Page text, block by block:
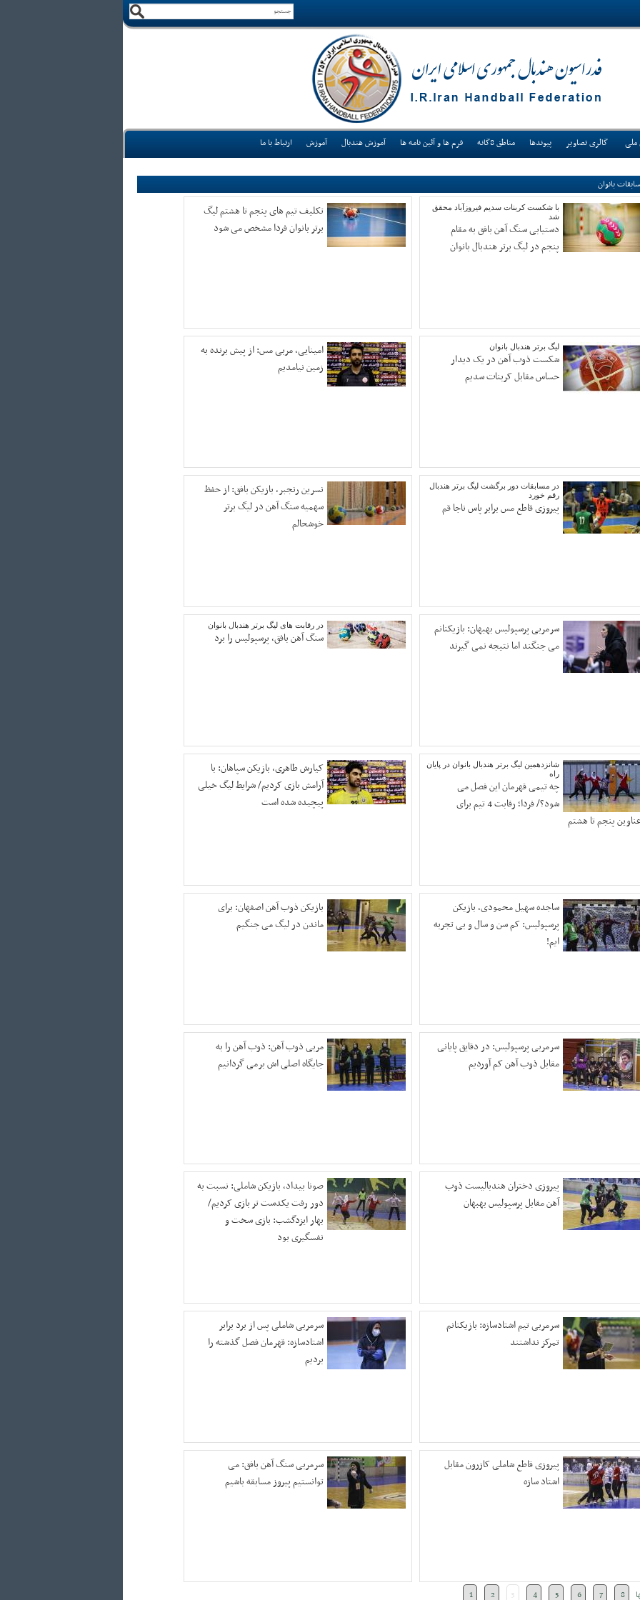
ملی گالری تصاویر پیوندها مناطق 8گانه فرم ها و آئین نامه ها آموزش هندبال آموزش ارتباط با ما
بانوان
با شکست کربنات سدیم فیروزآباد محقق
شد
دستیابی سنگ آهن بافق به مقام
پنجم در لیگ برتر هندبال بانوان
تکلیف تیم های پنجم تا هشتم لیگ
برتر بانوان فردا مشخص می شود
لیگ برتر هندبال بانوان
شکست ذوب آهن در یک دیدار
حساس مقابل کربنات سدیم
امینایی، مربی مس: از پیش برنده به
زمین نیامدیم
در مسابقات دور برگشت لیگ برتر هندبال
رقم خورد
پیروزی قاطع مس برابر پاس ناجا قم
نسرین رنجبر، بازیکن بافق: از حفظ
سهمیه سنگ آهن در لیگ برتر
خوشحالم
سرمربی پرسپولیس بهبهان: بازیکنانم
می جنگند اما نتیجه نمی گیرند
در رقابت های لیگ برتر هندبال بانوان
سنگ آهن بافق، پرسپولیس را برد
شانزدهمین لیگ برتر هندبال بانوان در پایان
راه
چه تیمی قهرمان این فصل می
شود؟/ فردا؛ رقابت 4 تیم برای
پنجم تا هشتم
کیارش طاهری، بازیکن سپاهان: با
آرامش بازی کردیم/ شرایط لیگ خیلی
پیچیده شده است
ساجده سهیل محمودی، بازیکن
پرسپولیس: کم سن و سال و بی تجربه
ایم!
بازیکن ذوب آهن اصفهان: برای
ماندن در لیگ می جنگیم
سرمربی پرسپولیس: در دقایق پایانی
مقابل ذوب آهن کم آوردیم
مربی ذوب آهن: ذوب آهن را به
جایگاه اصلی اش برمی گردانیم
پیروزی دختران هندبالیست ذوب
آهن مقابل پرسپولیس بهبهان
صونا بیداد، بازیکن شاملی: نسبت به
دور رفت یکدست تر بازی کردیم/
بهار ایزدگشب: بازی سخت و
نفسگیری بود
سرمربی تیم اشتادسازه: بازیکنانم
تمرکز نداشتند
سرمربی شاملی پس از برد برابر
اشتادسازه: قهرمان فصل گذشته را
بردیم
پیروزی قاطع شاملی کازرون مقابل
اشتاد سازه
سرمربی سنگ آهن بافق: می
توانستیم پیروز مسابقه باشیم
1 2 3 4 5 6 7 8